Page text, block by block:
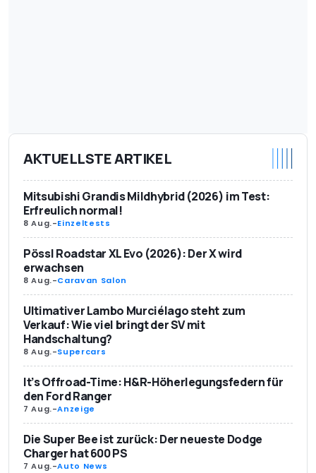
AKTUELLSTE ARTIKEL
Mitsubishi Grandis Mildhybrid (2026) im Test:
Erfreulich normal!
8 Aug.-Einzeltests
Pössl Roadstar XL Evo (2026): Der X wird
erwachsen
8 Aug.-Caravan Salon
Ultimativer Lambo Murciélago steht zum
Verkauf: Wie viel bringt der SV mit
Handschaltung?
8 Aug.-Supercars
It’s Offroad-Time: H&R-Höherlegungsfedern für
den Ford Ranger
7 Aug.-Anzeige
Die Super Bee ist zurück: Der neueste Dodge
Charger hat 600 PS
7 Aug.-Auto News